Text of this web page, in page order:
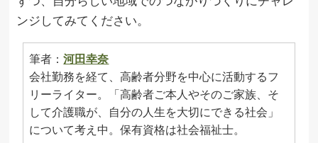
ンジしてみてください。
筆者：河田幸奈
会社勤務を経て、高齢者分野を中心に活動するフ
リーライター。「高齢者ご本人やそのご家族、そ
して介護職が、自分の人生を大切にできる社会」
について考え中。保有資格は社会福祉士。